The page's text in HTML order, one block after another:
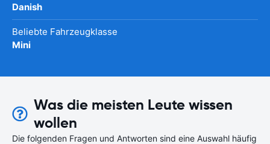
Danish
Beliebte Fahrzeugklasse
Mini
Was die meisten Leute wissen
wollen
Die folgenden Fragen und Antworten sind eine Auswahl häufig